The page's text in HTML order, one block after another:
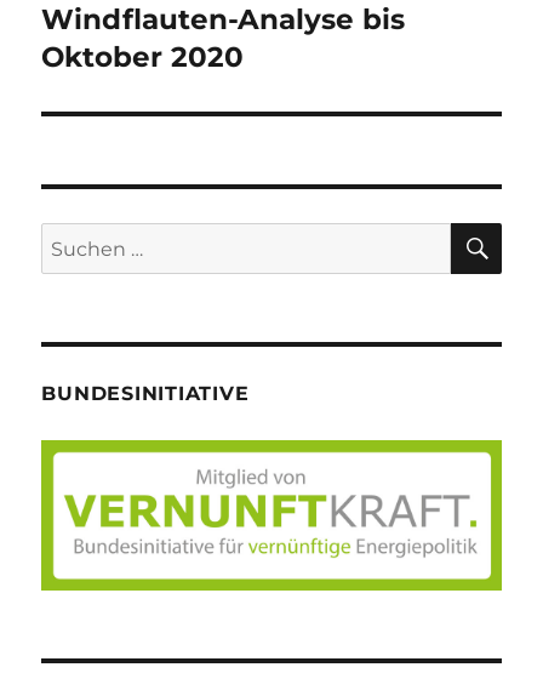
Nächster
Beitrag:
Windflauten-Analyse bis
Oktober 2020
Suche
nach:
BUNDESINITIATIVE